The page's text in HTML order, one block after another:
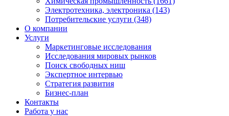
Электротехника, электроника (143)
Потребительские услуги (348)
О компании
Услуги
Маркетинговые исследования
Исследования мировых рынков
Поиск свободных ниш
Экспертное интервью
Стратегия развития
Бизнес-план
Контакты
Работа у нас